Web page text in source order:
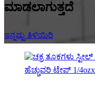
ಮಾಡಲಾಗುತ್ತದೆ
ಇನ್ನಷ್ಟು ತಿಳಿಯಿರಿ